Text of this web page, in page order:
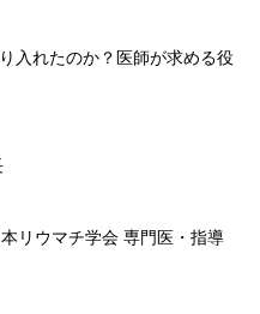
入れたのか？医師が求める役
リウマチ学会 専門医・指導